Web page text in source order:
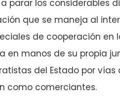
parar los considerables
que se maneja al
de cooperación en
en manos de su propia
del Estado por vías
como comerciantes.